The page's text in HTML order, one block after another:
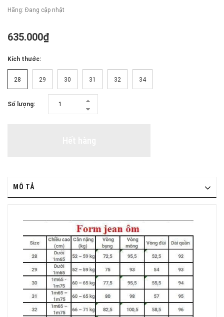
Hãng: Đang cập nhật
635.000₫
Kích thước:
28 29 30 31 32 34
Số lượng:
MÔ TẢ